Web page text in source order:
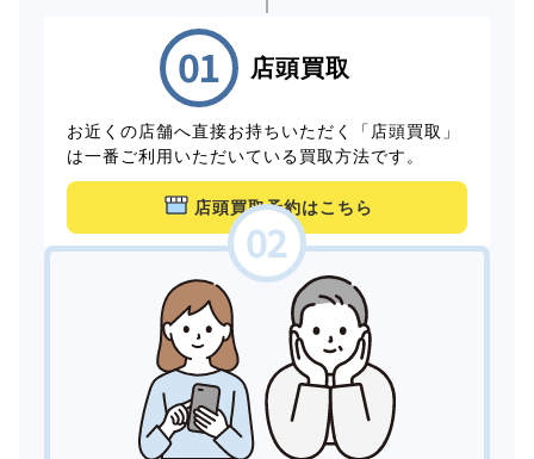
店頭買取
お近くの店舗へ直接お持ちいただく「店頭買取」
は一番ご利用いただいている買取方法です。
店頭買取予約はこちら